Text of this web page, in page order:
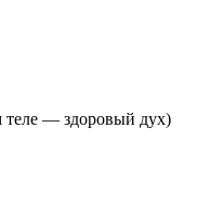
теле — здоровый дух)